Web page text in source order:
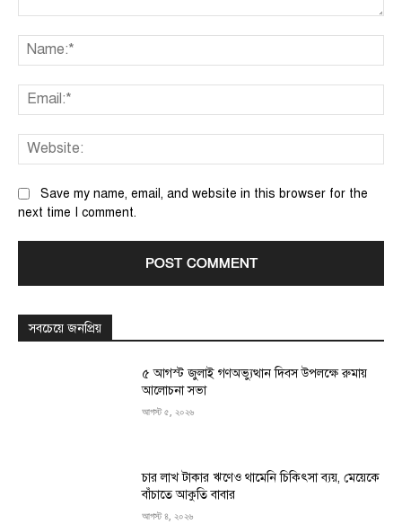
Save my name, email, and website in this browser for the
next time I comment.
সবচেয়ে জনপ্রিয়
৫ আগস্ট জুলাই গণঅভ্যুত্থান দিবস উপলক্ষে রুমায়
আলোচনা সভা
আগস্ট ৫, ২০২৬
চার লাখ টাকার ঋণেও থামেনি চিকিৎসা ব্যয়, মেয়েকে
বাঁচাতে আকুতি বাবার
আগস্ট ৪, ২০২৬